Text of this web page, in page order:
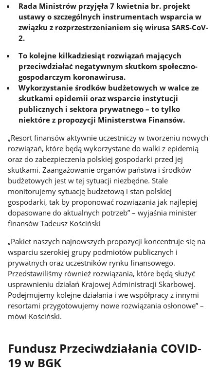
Rada Ministrów przyjęła 7 kwietnia br. projekt
ustawy o szczególnych instrumentach wsparcia w
związku z rozprzestrzenianiem się wirusa SARS-CoV-
2.
To kolejne kilkadziesiąt rozwiązań mających
przeciwdziałać negatywnym skutkom społeczno-
gospodarczym koronawirusa.
Wykorzystanie środków budżetowych w walce ze
skutkami epidemii oraz wsparcie instytucji
publicznych i sektora prywatnego – to tylko
niektóre z propozycji Ministerstwa Finansów.
„Resort finansów aktywnie uczestniczy w tworzeniu nowych
rozwiązań, które będą wykorzystane do walki z epidemią
oraz do zabezpieczenia polskiej gospodarki przed jej
skutkami. Zaangażowanie organów państwa i środków
budżetowych jest w tej sytuacji niezbędne. Stale
monitorujemy sytuację budżetową i stan polskiej
gospodarki, tak by proponować rozwiązania jak najlepiej
dopasowane do aktualnych potrzeb” – wyjaśnia minister
finansów Tadeusz Kościński
„Pakiet naszych najnowszych propozycji koncentruje się na
wsparciu szerokiej grupy podmiotów publicznych i
prywatnych oraz uczestników rynku finansowego.
Przedstawiliśmy również rozwiązania, które będą służyć
usprawnieniu działań Krajowej Administracji Skarbowej.
Podejmujemy kolejne działania i we współpracy z innymi
resortami przygotowujemy nowe rozwiązania osłonowe” –
mówi Kościński.
Fundusz Przeciwdziałania COVID-
19 w BGK